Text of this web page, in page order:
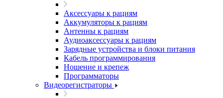
Аксессуары к рациям
Аккумуляторы к рациям
Антенны к рациям
Аудиоаксессуары к рациям
Зарядные устройства и блоки питания
Кабель программирования
Ношение и крепеж
Программаторы
Видеорегистраторы